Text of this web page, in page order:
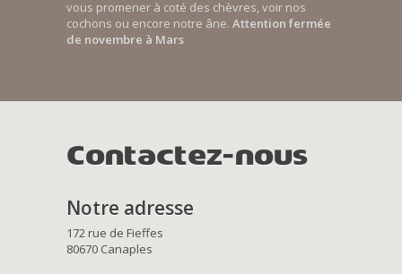
vous promener à coté des chèvres, voir nos
cochons ou encore notre âne. Attention fermée
de novembre à Mars
Contactez-nous
Notre adresse
172 rue de Fieffes
80670 Canaples